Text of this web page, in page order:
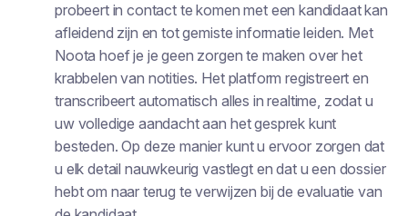
probeert in contact te komen met een kandidaat kan
afleidend zijn en tot gemiste informatie leiden. Met
Noota hoef je je geen zorgen te maken over het
krabbelen van notities. Het platform registreert en
transcribeert automatisch alles in realtime, zodat u
uw volledige aandacht aan het gesprek kunt
besteden. Op deze manier kunt u ervoor zorgen dat
u elk detail nauwkeurig vastlegt en dat u een dossier
hebt om naar terug te verwijzen bij de evaluatie van